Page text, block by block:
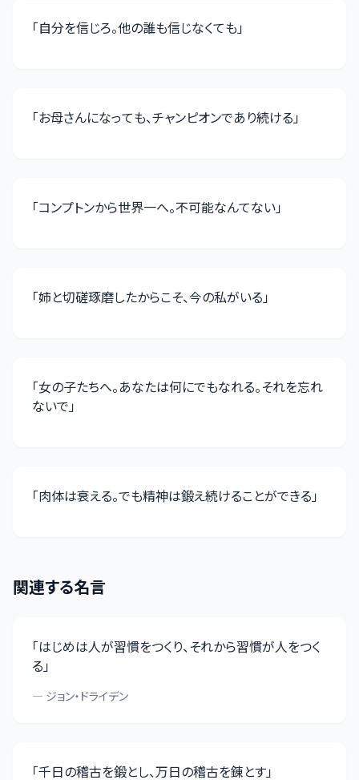
「自分を信じろ。他の誰も信じなくても」
「お母さんになっても、チャンピオンであり続ける」
「コンプトンから世界一へ。不可能なんてない」
「姉と切磋琢磨したからこそ、今の私がいる」
「女の子たちへ。あなたは何にでもなれる。それを忘れ
ないで」
「肉体は衰える。でも精神は鍛え続けることができる」
関連する名言
「はじめは人が習慣をつくり、それから習慣が人をつく
る」
— ジョン・ドライデン
「千日の稽古を鍛とし、万日の稽古を錬とす」